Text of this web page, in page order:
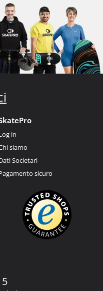
in
siamo
Societari
sicuro